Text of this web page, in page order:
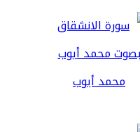
محمد أيوب